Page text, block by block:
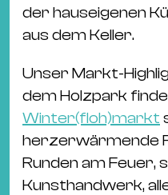
der hauseigenen
aus dem Keller.
Unser Markt-
dem Holzpark
Winter(floh)markt
herzerwärmende
Runden am Feuer,
Kunsthandwerk,